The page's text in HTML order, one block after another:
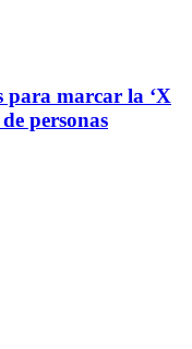
para marcar la ‘X
personas